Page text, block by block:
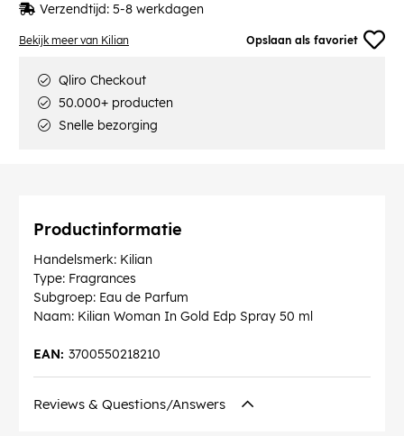
Bekijk meer van Kilian Opslaan als favoriet
Verzendtijd: 5-8 werkdagen
Qliro Checkout
50.000+ producten
Snelle bezorging
Productinformatie
Handelsmerk: Kilian
Type: Fragrances
Subgroep: Eau de Parfum
Naam: Kilian Woman In Gold Edp Spray 50 ml
3700550218210
EAN:
Reviews & Questions/Answers